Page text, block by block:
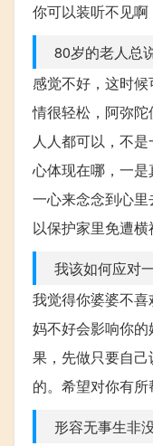
你可以装听不见
80岁的老人总
感觉不好，这时
情很轻松，阿弥
人人都可以，不
心体现在哪，一
一心来念念到心
以保护家里免遭横
我该如何应对
我觉得你婆婆不
妈不好会影响你
果，先做只要自
的。希望对你有
形容无事生非